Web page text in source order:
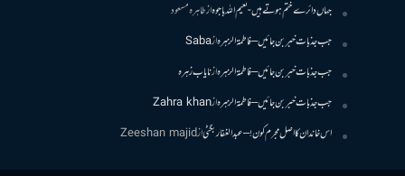
جہاں دائرے ختم ہوتے ہیں- نعیم اللہ باجوہازطاہرہ مسعود
جب جذبات خبر بن جائیں – فاطمۃالزہرہازSaba
جب جذبات خبر بن جائیں – فاطمۃالزہرہازنایاب زہرہ
جب جذبات خبر بن جائیں – فاطمۃالزہرہازZahra khan
اس خاندان کا اصل مجرم کون! – عبدالغفار بگٹیازZeeshan majid